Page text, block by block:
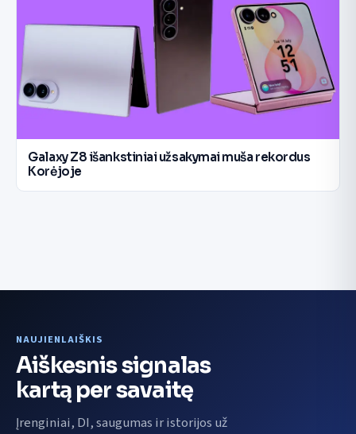
Galaxy Z8 išankstiniai užsakymai muša rekordus
Korėjoje
NAUJIENLAIŠKIS
Aiškesnis signalas
kartą per savaitę
Įrenginiai, DI, saugumas ir istorijos už